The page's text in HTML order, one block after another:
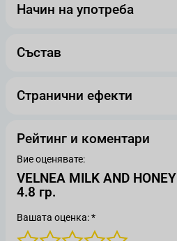
Начин на употреба
Състав
Странични ефекти
Рейтинг и коментари
Вие оценявате:
VELNEA MILK AND HONEY Балсам за устни ,
4.8 гр.
Вашата оценка: *